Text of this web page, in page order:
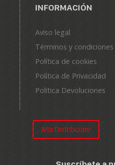
INFORMACIÓN
Aviso legal
Términos y
Política de cookies
Política de Privacidad
Politica Devoluciones
Alta Distribuidor